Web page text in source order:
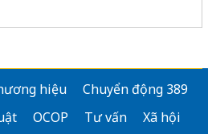
hiệu
Chuyển động 389
OCOP Tư vấn
Xã hội